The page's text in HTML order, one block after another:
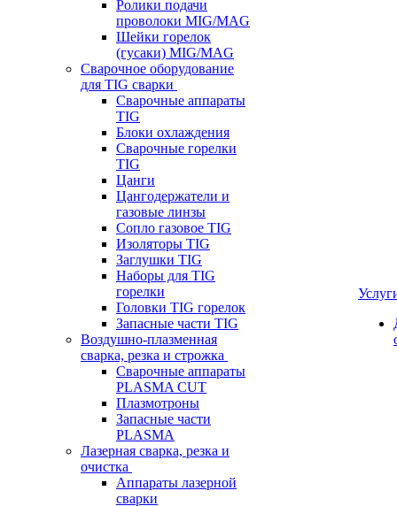
Ролики подачи
проволоки MIG/MAG
Шейки горелок
(гусаки) MIG/MAG
Сварочное оборудование
для TIG сварки
Сварочные аппараты
TIG
Блоки охлаждения
Сварочные горелки
TIG
Цанги
Цангодержатели и
газовые линзы
Сопло газовое TIG
Изоляторы TIG
Заглушки TIG
Наборы для TIG
горелки
Головки TIG горелок
Запасные части TIG
Воздушно-плазменная
сварка, резка и строжка
Сварочные аппараты
PLASMA CUT
Плазмотроны
Запасные части
PLASMA
Лазерная сварка, резка и
очистка
Аппараты лазерной
сварки